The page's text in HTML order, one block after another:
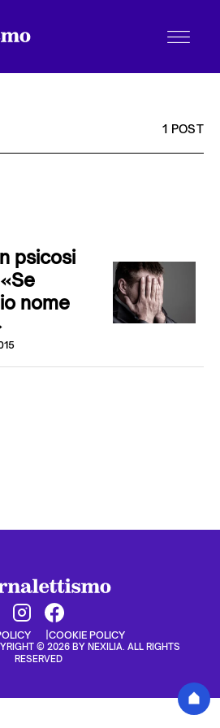
1 POST
psicosi
nome
COOKIE POLICY
© 2026 BY NEXILIA. ALL RIGHTS
RESERVED